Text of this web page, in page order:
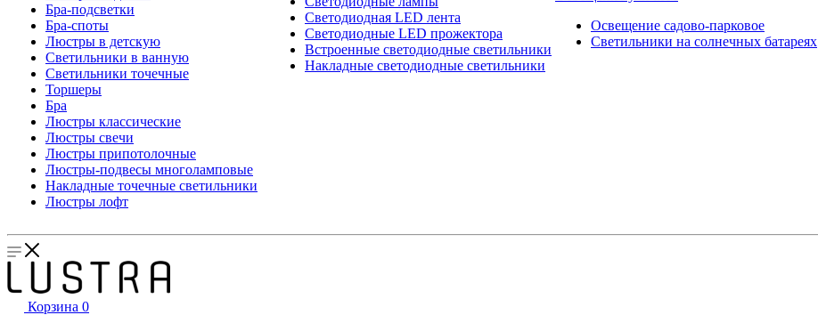
Бра-подсветки
Бра-споты
Люстры в детскую
Светильники в ванную
Светильники точечные
Торшеры
Бра
Люстры классические
Люстры свечи
Люстры припотолочные
Люстры-подвесы многоламповые
Накладные точечные светильники
Люстры лофт
Светодиодная LED лента
Светодиодные LED прожектора
Встроенные светодиодные светильники
Накладные светодиодные светильники
Освещение садово-парковое
Светильники на солнечных батареях
Корзина 0